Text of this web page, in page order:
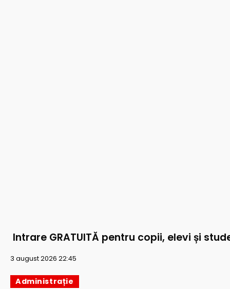
Intrare GRATUITĂ pentru copii, elevi și
3 august 2026 22:45
Administrație